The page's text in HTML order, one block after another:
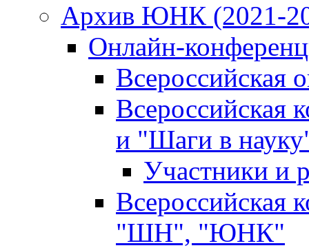
Архив ЮНК (2021-
Онлайн-
Всероссийская
и "Шаги в
Участники и
"ШН", "ЮНК"